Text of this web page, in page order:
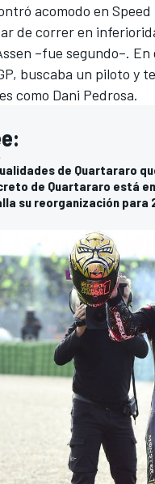
acomodo en
de correr en
–fue segundo–.
buscaba un piloto
como Dani Pedrosa.
de Quartararo
de Quartararo está
su reorganización para